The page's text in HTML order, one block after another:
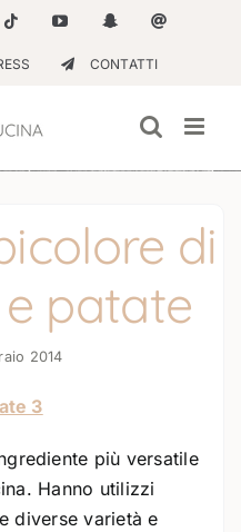
Tiktok YouTubeSnapchatEmail
CONTATTI
di
patate
2014
più versatile
Hanno utilizzi
diverse varietà e